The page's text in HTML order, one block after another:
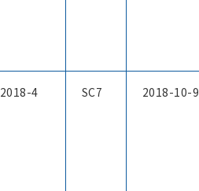
2018-4 SC7 2018-10-9